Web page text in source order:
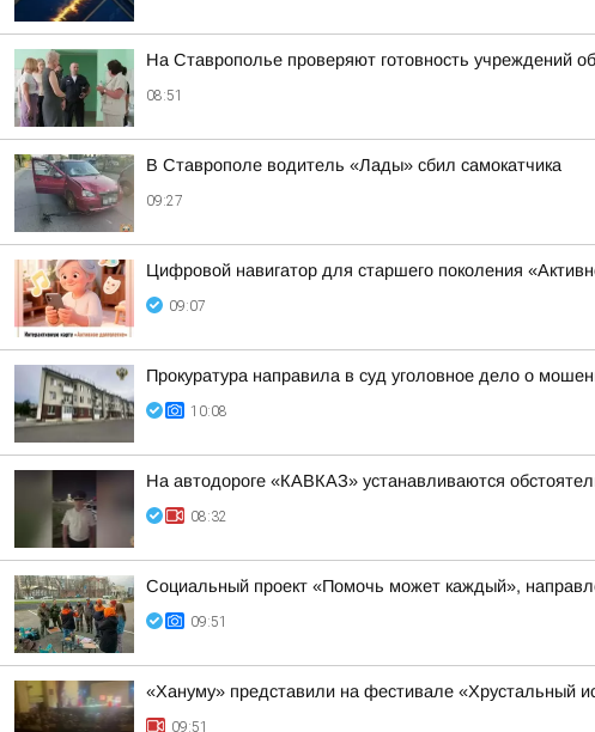
На Ставрополье проверяют готовность учреждений
08:51
В Ставрополе водитель «Лады» сбил самокатчика
09:27
Цифровой навигатор для старшего поколения
09:07
Прокуратура направила в суд уголовное дело о
10:08
На автодороге «КАВКАЗ» устанавливаются
08:32
Социальный проект «Помочь может каждый»,
09:51
«Хануму» представили на фестивале «Хрустальный
09:51